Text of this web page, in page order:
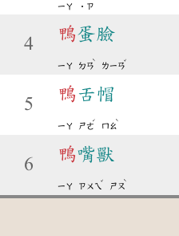
ㄧㄚ ˙ㄗ
4
鴨蛋臉
ㄧㄚ ㄉㄢ
ˋ
ㄌㄧㄢ
ˇ
5
鴨 舌帽
ㄧㄚ ㄕㄜ
ˊ
ㄇㄠ
ˋ
6
鴨嘴獸
ㄧㄚ ㄗㄨㄟ
ˇ
ㄕㄡ
ˋ